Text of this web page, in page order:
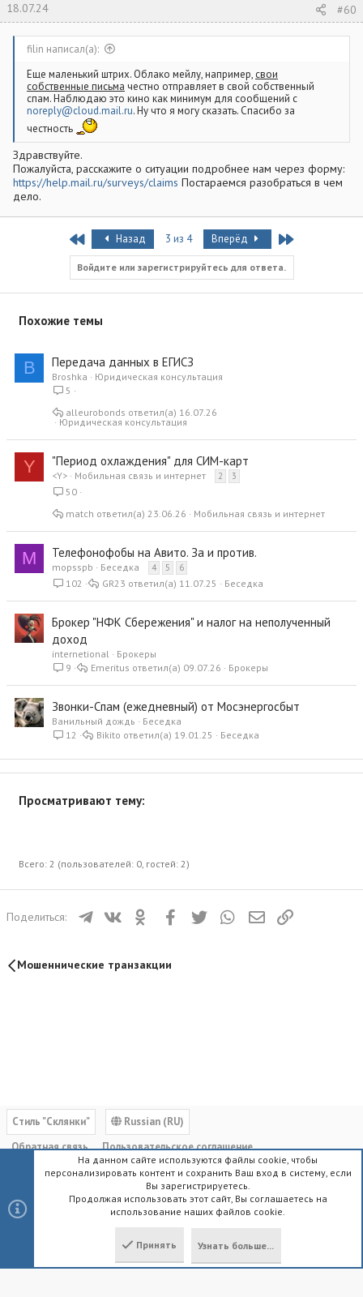
18.07.24 #60
filin написал(а):
Еще маленький штрих. Облако мейлу, например, свои
собственные письма честно отправляет в свой собственный
спам. Наблюдаю это кино как минимум для сообщений с
noreply@cloud.mail.ru. Ну что я могу сказать. Спасибо за
честность
Здравствуйте.
Пожалуйста, расскажите о ситуации подробнее нам через форму:
https://help.mail.ru/surveys/claims Постараемся разобраться в чем
дело.
First Назад 3 из 4 Вперёд Last
Войдите или зарегистрируйтесь для ответа.
Похожие темы
B Передача данных в ЕГИСЗ
Broshka
Юридическая консультация
5
Юридическая консультация
16.07.26
alleurobonds
Y "Период охлаждения" для СИМ-карт
<Y> Мобильная связь и интернет 2 3
50
Мобильная связь и интернет
23.06.26
match
M Телефонофобы на Авито. За и против.
mopsspb Беседка 4 5 6
102 Беседка
11.07.25
GR23
Брокер "НФК Сбережения" и налог на неполученный
доход
internetional
Брокеры
9
Брокеры
09.07.26
Emeritus
Звонки-Спам (ежедневный) от Мосэнергосбыт
Ванильный дождь
Беседка
12
Беседка
19.01.25
Bikito
Просматривают тему:
Всего: 2 (пользователей: 0, гостей: 2)
Поделиться: ТелеграмВКонтактеОдноклассники
FacebookTwitter WhatsAppЭлектронная почта
Мошеннические транзакции
Cтиль "Склянки"
Russian (RU)
Обратная связь
Пользовательское соглашение
Политика конфиденциальности
Помощь Главная
R
S
Community platform by XenForo® © 2010-2023 XenForo Ltd.
XenForo.Info
На данном сайте используются файлы cookie, чтобы
персонализировать контент и сохранить Ваш вход в систему, если
Вы зарегистрируетесь.
Продолжая использовать этот сайт, Вы соглашаетесь на
использование наших файлов cookie.
Принять Узнать больше...